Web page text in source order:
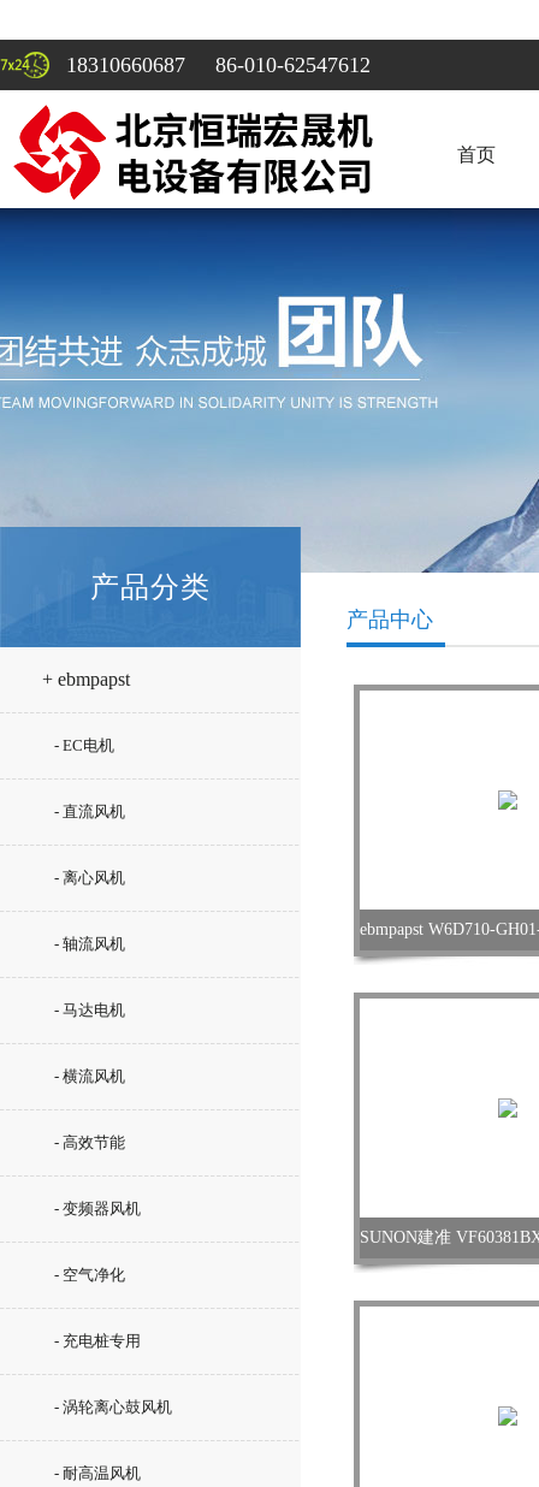
18310660687 86-010-62547612
首页
产品分类
+ ebmpapst
- EC电机
- 直流风机
- 离心风机
- 轴流风机
- 马达电机
- 横流风机
- 高效节能
- 变频器风机
- 空气净化
- 充电桩专用
- 涡轮离心鼓风机
- 耐高温风机
产品中心